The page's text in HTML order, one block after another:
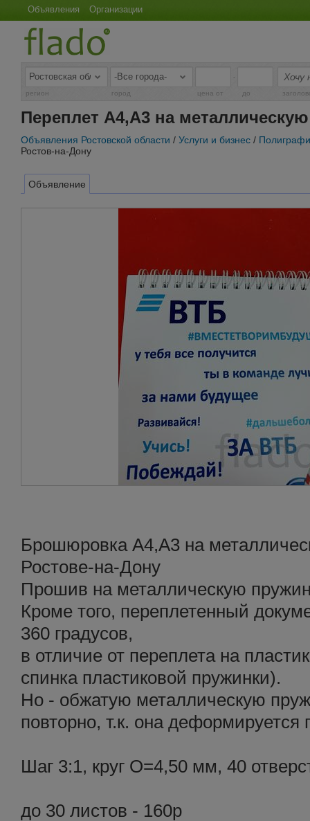
Объявления Организации
-
регион город цена от до
Переплет A4,A3 на
Объявления Ростовской области / Услуги и бизнес /
Ростов-на-Дону
Объявление
Брошюровка A4,A3 на
Ростове-на-Дону
Прошив на металлическую
Кроме того, переплетенный
360 градусов,
в отличие от переплета на
спинка пластиковой пружинки).
Но - обжатую металлическую
повторно, т.к. она
Шаг 3:1, круг O=4,50 мм, 40
до 30 листов - 160р